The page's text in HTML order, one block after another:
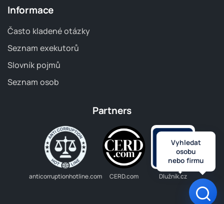
Informace
Často kladené otázky
Seznam exekutorů
Slovník pojmů
Seznam osob
Partners
anticorruptionhotline.com CERD.com Dlužník.cz
Vyhledat
osobu
nebo firmu